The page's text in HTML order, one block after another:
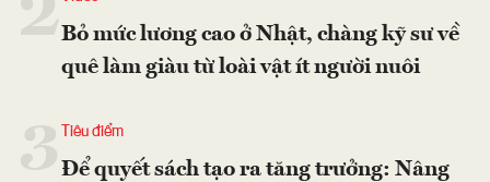
2Bỏ mức lương cao ở Nhật, chàng kỹ sư về
quê làm giàu từ loài vật ít người nuôi
Tiêu điểm
Để quyết sách tạo ra tăng trưởng: Nâng